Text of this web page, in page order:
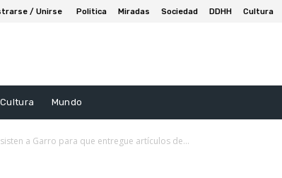
/ Unirse Politica Miradas Sociedad DDHH Cultura
Cultura Mundo
a Garro para que entregue artículos de...